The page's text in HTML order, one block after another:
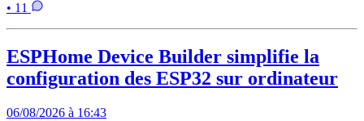
• 11
ESPHome Device Builder simplifie la
configuration des ESP32 sur ordinateur
06/08/2026 à 16:43